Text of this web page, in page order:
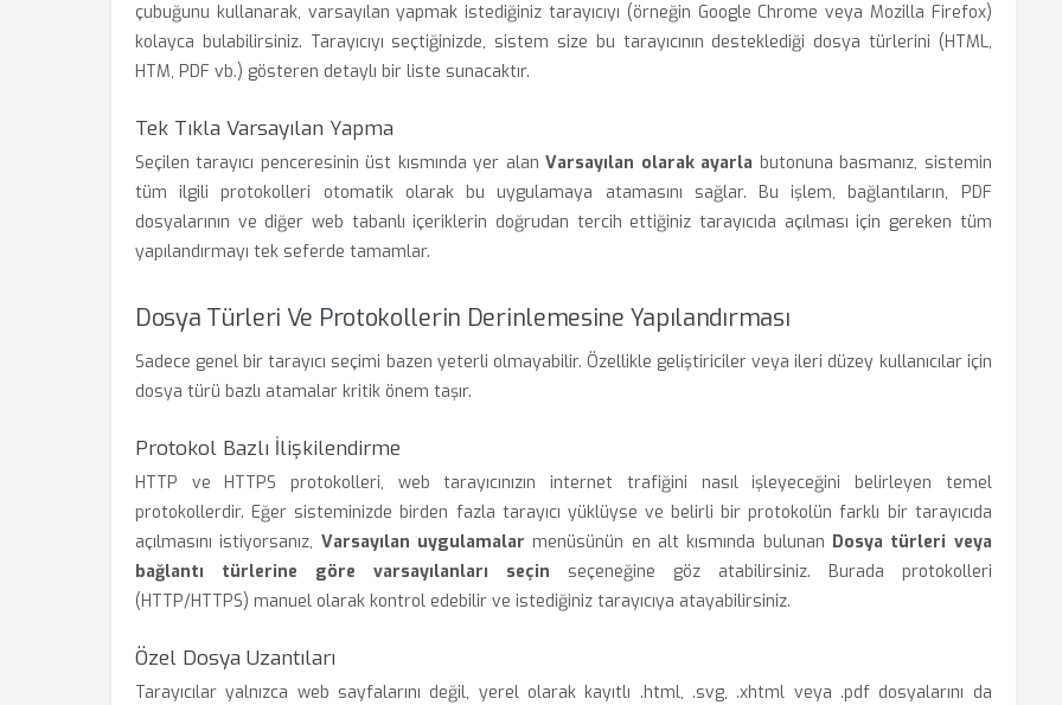
çubuğunu kullanarak, varsayılan yapmak istediğiniz tarayıcıyı (örneğin Google Chrome veya Mozilla Firefox)
kolayca bulabilirsiniz. Tarayıcıyı seçtiğinizde, sistem size bu tarayıcının desteklediği dosya türlerini (HTML,
HTM, PDF vb.) gösteren detaylı bir liste sunacaktır.
Tek Tıkla Varsayılan Yapma
Seçilen tarayıcı penceresinin üst kısmında yer alanVarsayılan olarak ayarla butonuna basmanız, sistemin
tüm ilgili protokolleri otomatik olarak bu uygulamaya atamasını sağlar. Bu işlem, bağlantıların, PDF
dosyalarının ve diğer web tabanlı içeriklerin doğrudan tercih ettiğiniz tarayıcıda açılması için gereken tüm
yapılandırmayı tek seferde tamamlar.
Dosya Türleri Ve Protokollerin Derinlemesine Yapılandırması
Sadece genel bir tarayıcı seçimi bazen yeterli olmayabilir. Özellikle geliştiriciler veya ileri düzey kullanıcılar için
dosya türü bazlı atamalar kritik önem taşır.
Protokol Bazlı İlişkilendirme
HTTP ve HTTPS protokolleri, web tarayıcınızın internet trafiğini nasıl işleyeceğini belirleyen temel
protokollerdir. Eğer sisteminizde birden fazla tarayıcı yüklüyse ve belirli bir protokolün farklı bir tarayıcıda
açılmasını istiyorsanız, Varsayılan uygulamalar menüsünün en alt kısmında bulunan Dosya türleri veya
bağlantı türlerine göre varsayılanları seçin seçeneğine göz atabilirsiniz. Burada protokolleri
(HTTP/HTTPS) manuel olarak kontrol edebilir ve istediğiniz tarayıcıya atayabilirsiniz.
Özel Dosya Uzantıları
Tarayıcılar yalnızca web sayfalarını değil, yerel olarak kayıtlı .html, .svg, .xhtml veya .pdf dosyalarını da